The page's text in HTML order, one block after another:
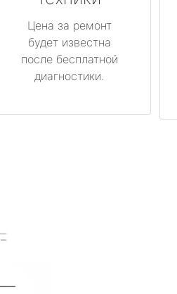
Цена за ремонт
будет известна
после бесплатной
диагностики.